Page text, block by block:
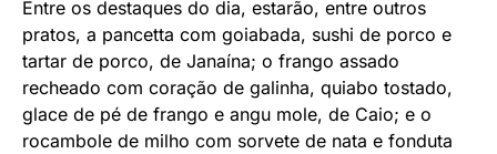
Entre os destaques do dia, estarão, entre outros
pratos, a pancetta com goiabada, sushi de porco e
tartar de porco, de Janaína; o frango assado
recheado com coração de galinha, quiabo tostado,
glace de pé de frango e angu mole, de Caio; e o
rocambole de milho com sorvete de nata e fonduta